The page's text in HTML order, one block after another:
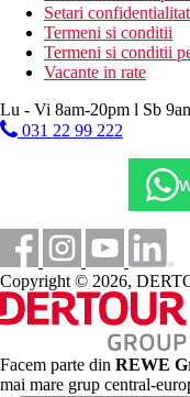
Masa
Pensiune
Categoria oficiala
4 stele
Nota
In Catalonia, se
euro/persoana/
peste. Pentru
Sfera si calitatea
fi afectate de
antiepidemie in
https://
Setari
Termeni si conditii
Termeni si conditii
Vacante in rate
Lu - Vi 8am-20pm l Sb
031 22 99 222
Copyright © 2026,
Facem parte din REWE
mai mare grup central-